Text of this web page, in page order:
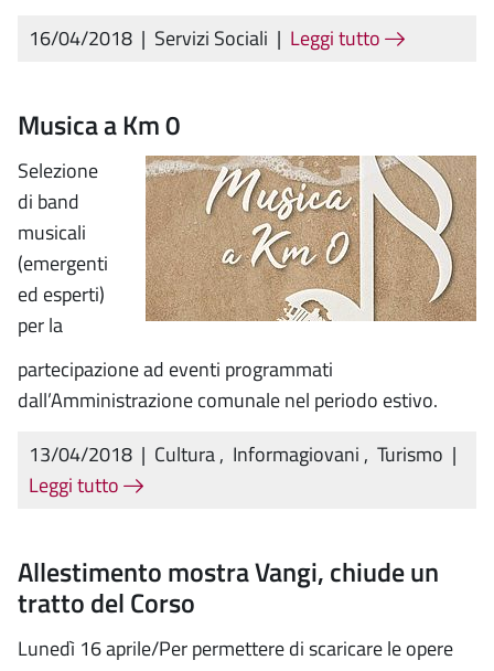
16/04/2018 | Servizi Sociali | Leggi tutto
Musica a Km 0
Selezione
di band
musicali
(emergenti
ed esperti)
per la
partecipazione ad eventi programmati
dall’Amministrazione comunale nel periodo estivo.
13/04/2018 | Cultura, Informagiovani , Turismo |
Leggi tutto
Allestimento mostra Vangi, chiude un
tratto del Corso
Lunedì 16 aprile/Per permettere di scaricare le opere